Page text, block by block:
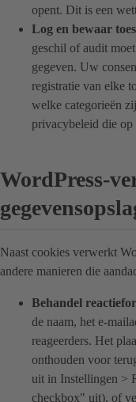
opent. Dit is een
Log en bewaar
geschil of audit
gegeven. Uw
registratie van elke
welke categorieën
privacybeleid die
WordPress-
Naast cookies verwerkt
andere manieren die
Behandel
de naam, het e-
reageerders. Het
onthouden voor
uit in Instellingen >
checkbox" uit), of